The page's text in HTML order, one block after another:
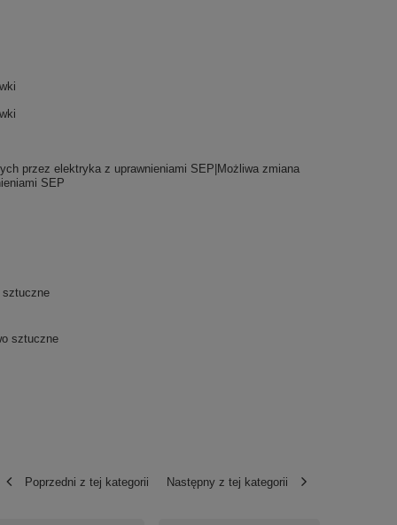
przez elektryka z uprawnieniami SEP|Możliwa zmiana
SEP
sztuczne
sztuczne
Poprzedni z tej kategorii Następny z tej kategorii